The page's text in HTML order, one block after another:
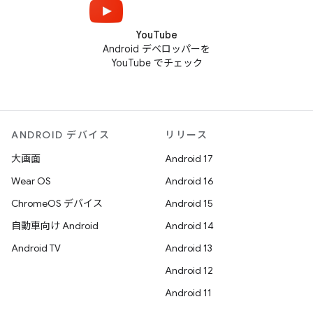
YouTube
Android デベロッパーを
YouTube でチェック
ANDROID デバイス
大画面
Wear OS
ChromeOS デバイス
自動車向け Android
Android TV
リリース
Android 17
Android 16
Android 15
Android 14
Android 13
Android 12
Android 11